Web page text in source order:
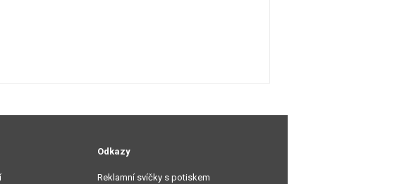
Odkazy
Reklamní svíčky s potiskem